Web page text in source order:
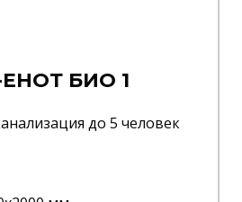
БИО 1
до 5 человек